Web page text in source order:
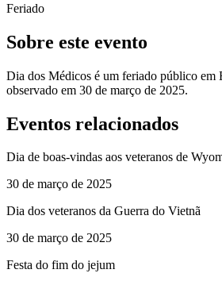
Feriado
Sobre este evento
Dia dos Médicos é um feriado público em
observado em 30 de março de 2025.
Eventos relacionados
Dia de boas-vindas aos veteranos de
30 de março de 2025
Dia dos veteranos da Guerra do Vietnã
30 de março de 2025
Festa do fim do jejum